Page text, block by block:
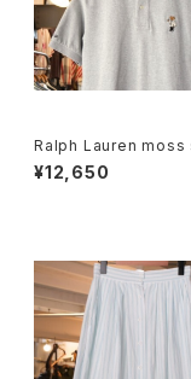
Ralph Lauren moss
polo Shirt "POLO
¥12,650